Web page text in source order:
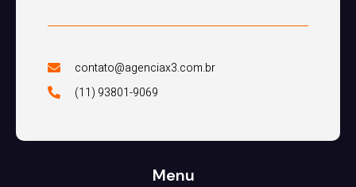
contato@agenciax3.com.br
(11) 93801-9069
Menu